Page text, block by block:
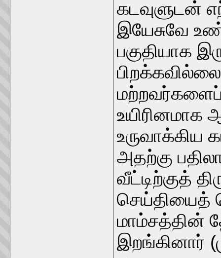
கடவுளுடன்
இயேசுவே
பகுதியாக
உயிரினமாக
உருவாக்கிய
அதற்கு
வீட்டிற்குத்
செய்தியைத்
மாம்சத்தின்
இறங்கினார்